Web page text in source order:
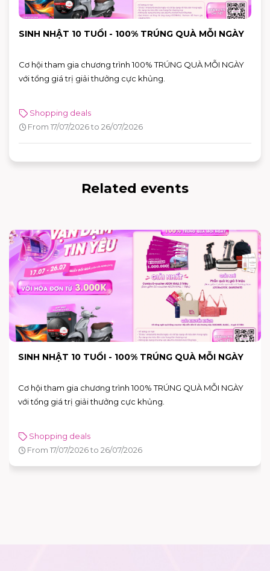
SINH NHẬT 10 TUỔI - 100% TRÚNG QUÀ MỖI NGÀY
Cơ hội tham gia chương trình 100% TRÚNG QUÀ MỖI NGÀY
với tổng giá trị giải thưởng cực khủng.
Shopping deals
From 17/07/2026 to 26/07/2026
Related events
END OF SEASON SALE - SALE HÈ SIÊU SỐC TẠI
Mùa hè này, hãy tận hưởng không khí mua sắm sôi động và
nhận ngay hàng loạt ưu đãi hấp dẫn tại AEON MALL Bình Tân
Shopping deals
From 26/06/2026 to 05/07/2026